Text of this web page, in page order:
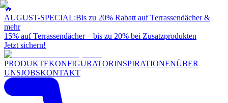
🔥
AUGUST-SPECIAL:Bis zu 20% Rabatt auf Terrassendächer &
mehr
15% auf Terrassendächer – bis zu 20% bei Zusatzprodukten
Jetzt sichern!
PRODUKTEKONFIGURATORINSPIRATIONENÜBER
UNSJOBSKONTAKT